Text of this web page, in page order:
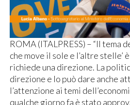
ROMA (ITALPRESS) – “Il tema
che move il sole e l’altre stelle’
richiede una direzione. La
direzione e lo può dare anche
l’attenzione ai temi
qualche giorno fa è stato